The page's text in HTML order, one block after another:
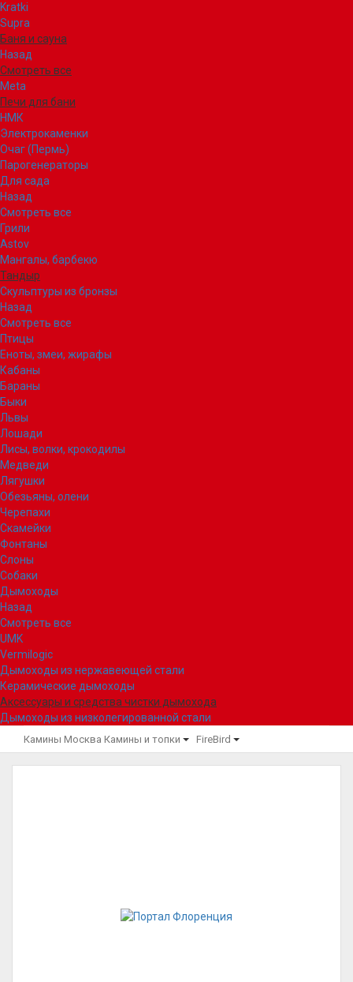
Kratki
Supra
Баня и сауна
Назад
Смотреть все
Meta
Печи для бани
НМК
Электрокаменки
Очаг (Пермь)
Парогенераторы
Для сада
Назад
Смотреть все
Грили
Astov
Мангалы, барбекю
Тандыр
Скульптуры из бронзы
Назад
Смотреть все
Птицы
Еноты, змеи, жирафы
Кабаны
Бараны
Быки
Львы
Лошади
Лисы, волки, крокодилы
Медведи
Лягушки
Обезьяны, олени
Черепахи
Скамейки
Фонтаны
Слоны
Собаки
Дымоходы
Назад
Смотреть все
UMK
Vermilogic
Дымоходы из нержавеющей стали
Керамические дымоходы
Аксессуары и средства чистки дымохода
Дымоходы из низколегированной стали
Камины Москва Камины и топки FireBird